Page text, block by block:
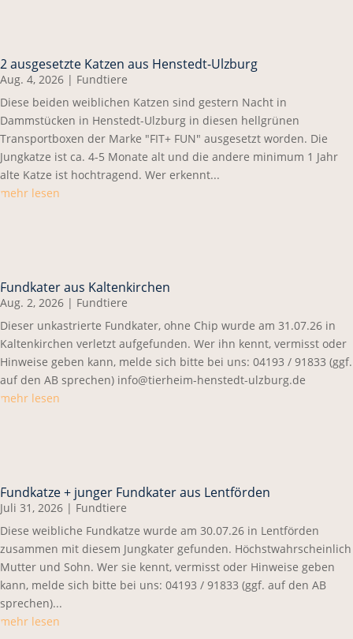
2 ausgesetzte Katzen aus Henstedt-Ulzburg
Aug. 4, 2026 | Fundtiere
Diese beiden weiblichen Katzen sind gestern Nacht in
Dammstücken in Henstedt-Ulzburg in diesen hellgrünen
Transportboxen der Marke "FIT+ FUN" ausgesetzt worden. Die
Jungkatze ist ca. 4-5 Monate alt und die andere minimum 1 Jahr
alte Katze ist hochtragend. Wer erkennt...
mehr lesen
Fundkater aus Kaltenkirchen
Aug. 2, 2026 | Fundtiere
Dieser unkastrierte Fundkater, ohne Chip wurde am 31.07.26 in
Kaltenkirchen verletzt aufgefunden. Wer ihn kennt, vermisst oder
Hinweise geben kann, melde sich bitte bei uns: 04193 / 91833 (ggf.
auf den AB sprechen) info@tierheim-henstedt-ulzburg.de
mehr lesen
Fundkatze + junger Fundkater aus Lentförden
Juli 31, 2026 | Fundtiere
Diese weibliche Fundkatze wurde am 30.07.26 in Lentförden
zusammen mit diesem Jungkater gefunden. Höchstwahrscheinlich
Mutter und Sohn. Wer sie kennt, vermisst oder Hinweise geben
kann, melde sich bitte bei uns: 04193 / 91833 (ggf. auf den AB
sprechen)...
mehr lesen